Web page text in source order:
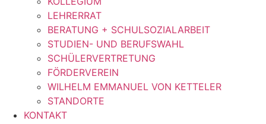
LEHRERRAT
BERATUNG + SCHULSOZIALARBEIT
STUDIEN- UND BERUFSWAHL
SCHÜLERVERTRETUNG
FÖRDERVEREIN
WILHELM EMMANUEL VON KETTELER
STANDORTE
KONTAKT